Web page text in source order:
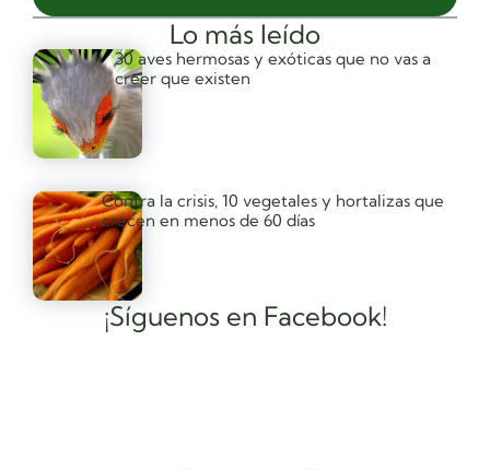
¡Síguenos en Facebook!
Lo más leído
30 aves hermosas y exóticas que no vas a
creer que existen
Contra la crisis, 10 vegetales y hortalizas que
crecen en menos de 60 días